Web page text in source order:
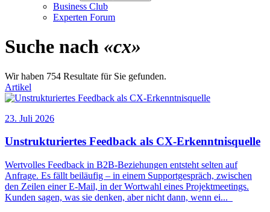
Business Club
Experten Forum
Suche nach «cx»
Wir haben 754 Resultate für Sie gefunden.
Artikel
23. Juli 2026
Unstrukturiertes Feedback als CX-Erkenntnisquelle
Wertvolles Feedback in B2B-Beziehungen entsteht selten auf
Anfrage. Es fällt beiläufig – in einem Supportgespräch, zwischen
den Zeilen einer E-Mail, in der Wortwahl eines Projektmeetings.
Kunden sagen, was sie denken, aber nicht dann, wenn ei...